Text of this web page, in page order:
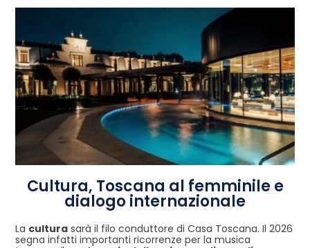
Cultura, Toscana al femminile e
dialogo internazionale
La cultura sarà il filo conduttore di Casa Toscana. Il 2026
segna infatti importanti ricorrenze per la musica